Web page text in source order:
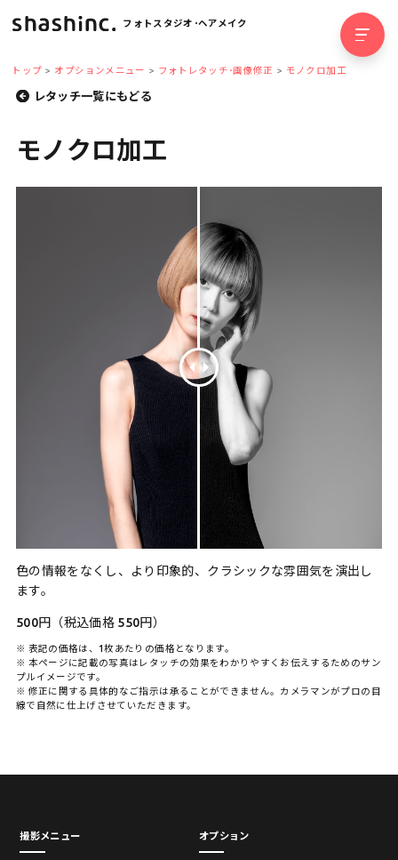
フォトスタジオ･ヘアメイク
トップ オプションメニュー フォトレタッチ･画像修正 モノクロ加工
レタッチ一覧にもどる
モノクロ加工
色の情報をなくし、より印象的、クラシックな雰囲気を演出し
ます。
500円（税込価格 550円）
※ 表記の価格は、1枚あたりの価格となります。
※ 本ページに記載の写真はレタッチの効果をわかりやすくお伝えするためのサン
プルイメージです。
※ 修正に関する具体的なご指示は承ることができません。カメラマンがプロの目
線で自然に仕上げさせていただきます。
撮影メニュー オプション